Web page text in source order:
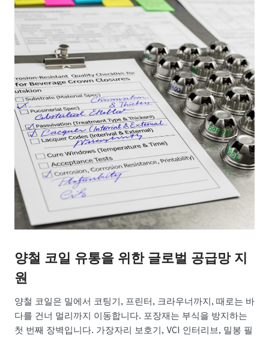
양철 코일 유통을 위한 글로벌 공급망 지
원
양철 코일은 밀에서 코팅기, 프린터, 크라우너까지, 때로는 바
다를 건너 멀리까지 이동합니다. 포장재는 부식을 방지하는
첫 번째 장벽입니다. 가장자리 보호기, VCI 인터리브, 밀봉 필